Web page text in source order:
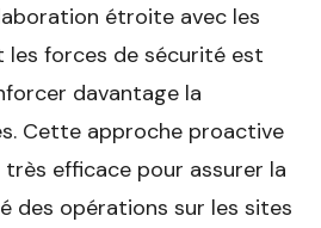
étroite avec les
forces de sécurité est
davantage la
Cette approche proactive
efficace pour assurer la
des opérations sur les sites